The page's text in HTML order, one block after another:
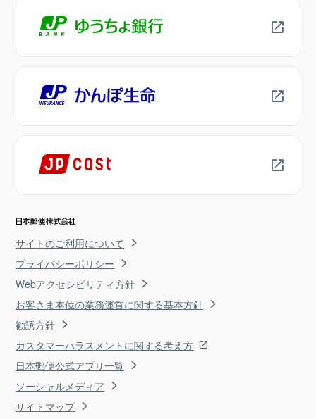
サイトのご利用について
プライバシーポリシー
Webアクセシビリティ方針
お客さま本位の業務運営に関する基本方針
勧誘方針
カスタマーハラスメントに関する考え方
日本郵便公式アプリ一覧
ソーシャルメディア
サイトマップ